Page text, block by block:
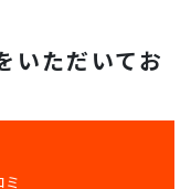
いただいてお